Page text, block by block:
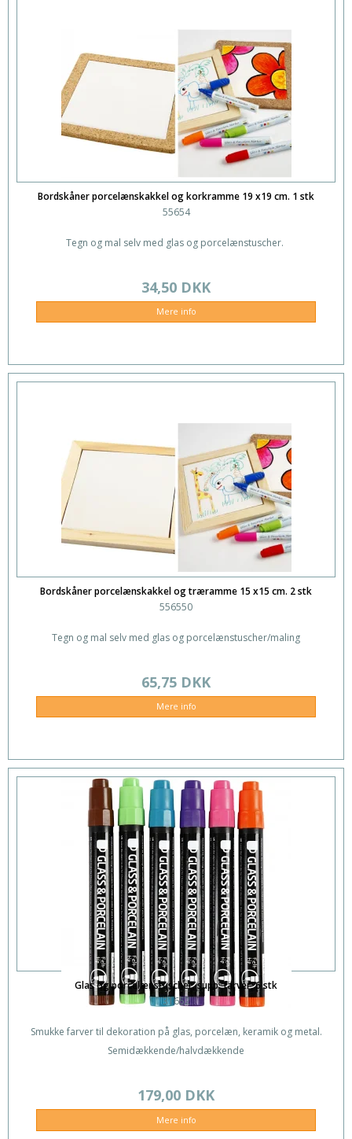
Bordskåner porcelænskakkel og korkramme 19 x19 cm. 1 stk
55654
Tegn og mal selv med glas og porcelænstuscher.
34,50 DKK
Mere info
Bordskåner porcelænskakkel og træramme 15 x15 cm. 2 stk
556550
Tegn og mal selv med glas og porcelænstuscher/maling
65,75 DKK
Mere info
Glas og porcelænstuscher, supp. farver, 6 stk
31652
Smukke farver til dekoration på glas, porcelæn, keramik og metal.
Semidækkende/halvdækkende
179,00 DKK
Mere info